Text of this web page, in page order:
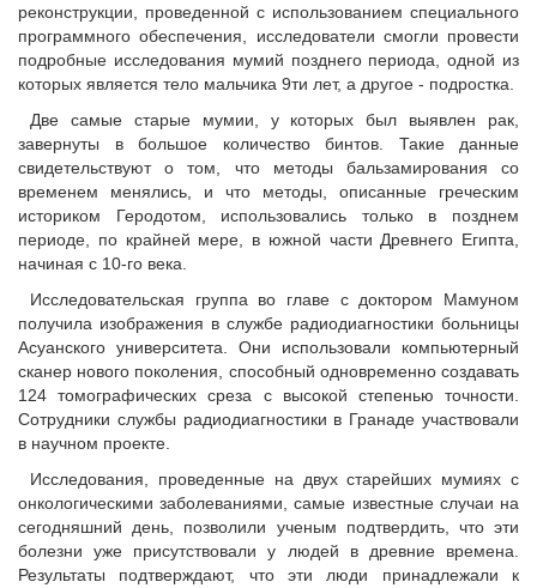
реконструкции, проведенной с использованием специального
программного обеспечения, исследователи смогли провести
подробные исследования мумий позднего периода, одной из
которых является тело мальчика 9ти лет, а другое - подростка.
Две самые старые мумии, у которых был выявлен рак,
завернуты в большое количество бинтов. Такие данные
свидетельствуют о том, что методы бальзамирования со
временем менялись, и что методы, описанные греческим
историком Геродотом, использовались только в позднем
периоде, по крайней мере, в южной части Древнего Египта,
начиная с 10-го века.
Исследовательская группа во главе с доктором Мамуном
получила изображения в службе радиодиагностики больницы
Асуанского университета. Они использовали компьютерный
сканер нового поколения, способный одновременно создавать
124 томографических среза с высокой степенью точности.
Сотрудники службы радиодиагностики в Гранаде участвовали
в научном проекте.
Исследования, проведенные на двух старейших мумиях с
онкологическими заболеваниями, самые известные случаи на
сегодняшний день, позволили ученым подтвердить, что эти
болезни уже присутствовали у людей в древние времена.
Результаты подтверждают, что эти люди принадлежали к